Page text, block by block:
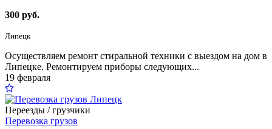
300 руб.
Липецк
Осуществляем ремонт стиральной техники с выездом на дом в
Липецке. Ремонтируем приборы следующих...
19 февраля
Переезды / грузчики
Перевозка грузов